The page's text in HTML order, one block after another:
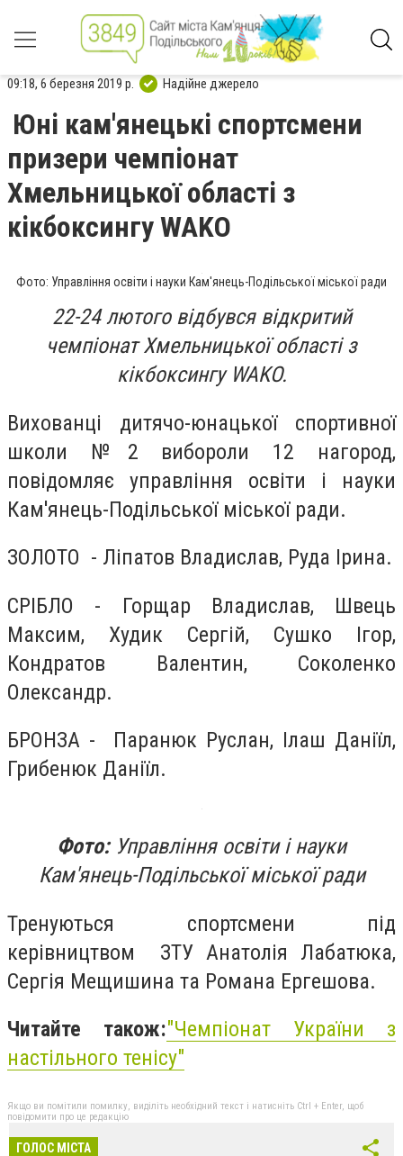
09:18, 6 березня 2019 р. Надійне джерело
Юні кам'янецькі спортсмени
призери чемпіонат
Хмельницької області з
кікбоксингу WAKO
Фото: Управління освіти і науки Кам'янець-Подільської міської ради
22-24 лютого відбувся відкритий
чемпіонат Хмельницької області з
кікбоксингу WAKO.
Вихованці дитячо-юнацької спортивної
школи №2 вибороли 12 нагород,
повідомляє управління освіти і науки
Кам'янець-Подільської міської ради.
ЗОЛОТО - Ліпатов Владислав, Руда Ірина.
СРІБЛО - Горщар Владислав, Швець
Максим, Худик Сергій, Сушко Ігор,
Кондратов Валентин, Соколенко
Олександр.
БРОНЗА - Паранюк Руслан, Ілаш Даніїл,
Грибенюк Даніїл.
Фото:Управління освіти і науки
Кам'янець-Подільської міської ради
Тренуються спортсмени під
керівництвом ЗТУ Анатолія Лабатюка,
Сергія Мещишина та Романа Ергешова.
Читайте також:"Чемпіонат України з
настільного тенісу"
Якщо ви помітили помилку, виділіть необхідний текст і натисніть Ctrl + Enter, щоб
повідомити про це редакцію
ГОЛОС МІСТА